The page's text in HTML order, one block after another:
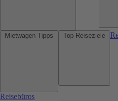
Reisebüros